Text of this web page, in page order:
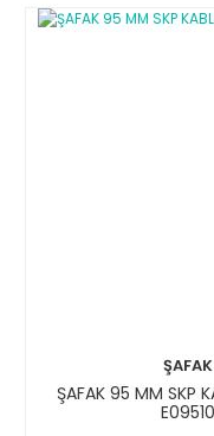
ŞAFAK
ŞAFAK 95 MM SKP
E09510